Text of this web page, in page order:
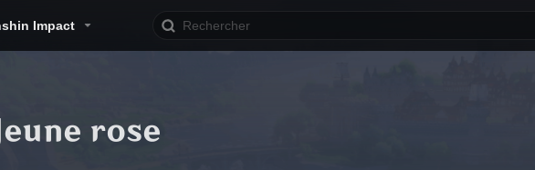
Impact
rose